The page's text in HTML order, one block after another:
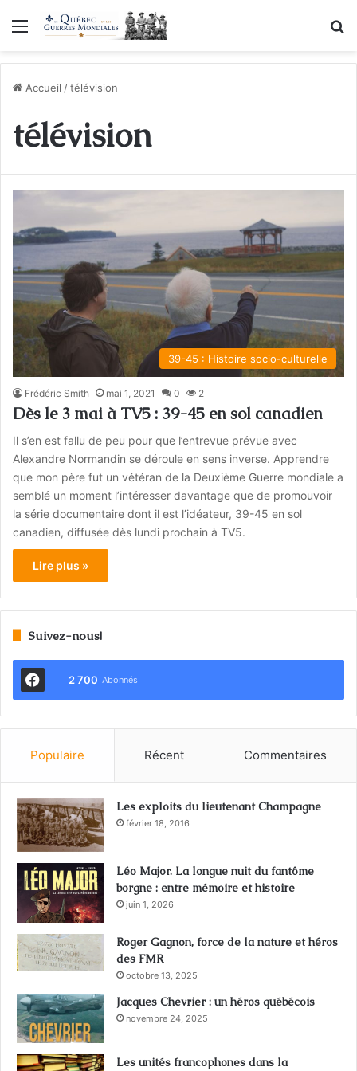
Menu
Accueil /télévision
télévision
39-45 : Histoire socio-culturelle
Frédéric Smith mai 1, 2021 0 2
Dès le 3 mai à TV5 : 39-45 en sol canadien
Il s’en est fallu de peu pour que l’entrevue prévue avec
Alexandre Normandin se déroule en sens inverse. Apprendre
que mon père fut un vétéran de la Deuxième Guerre mondiale a
semblé un moment l’intéresser davantage que de promouvoir
la série documentaire dont il est l’idéateur, 39-45 en sol
canadien, diffusée dès lundi prochain à TV5.
Lire plus »
Suivez-nous!
2 700 Abonnés
Populaire Récent Commentaires
Les exploits du lieutenant Champagne
février 18, 2016
Léo Major. La longue nuit du fantôme
borgne : entre mémoire et histoire
juin 1, 2026
Roger Gagnon, force de la nature et héros
des FMR
octobre 13, 2025
Jacques Chevrier : un héros québécois
novembre 24, 2025
Les unités francophones dans la